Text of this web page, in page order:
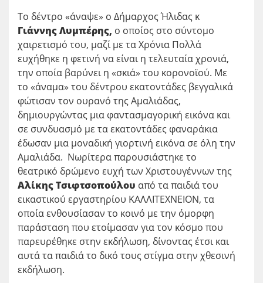
Το δέντρο «άναψε» ο Δήμαρχος Ήλιδας κ
Γιάννης Λυμπέρης, ο οποίος στο σύντομο
χαιρετισμό του, μαζί με τα Χρόνια Πολλά
ευχήθηκε η φετινή να είναι η τελευταία χρονιά,
την οποία βαρύνει η «σκιά» του κορονοϊού. Με
το «άναμα» του δέντρου εκατοντάδες βεγγαλικά
φώτισαν τον ουρανό της Αμαλιάδας,
δημιουργώντας μια φαντασμαγορική εικόνα και
σε συνδυασμό με τα εκατοντάδες φαναράκια
έδωσαν μια μοναδική γιορτινή εικόνα σε όλη την
Αμαλιάδα. Νωρίτερα παρουσιάστηκε το
θεατρικό δρώμενο ευχή των Χριστουγέννων της
Αλίκης Τσιφτσοπούλου από τα παιδιά του
εικαστικού εργαστηρίου ΚΑΛΛΙΤΕΧΝΕΙΟΝ, τα
οποία ενθουσίασαν το κοινό με την όμορφη
παράσταση που ετοίμασαν για τον κόσμο που
παρευρέθηκε στην εκδήλωση, δίνοντας έτσι και
αυτά τα παιδιά το δικό τους στίγμα στην χθεσινή
εκδήλωση.